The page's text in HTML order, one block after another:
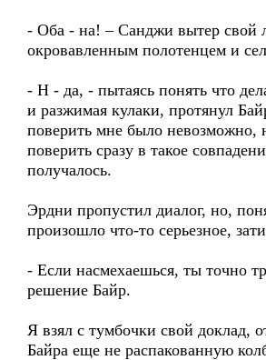
- Оба - на! – Санджи вытер свой
окровавленным полотенцем и
- Н - да, - пытаясь понять что
и разжимая кулаки, протянул
поверить мне было невозможно,
поверить сразу в такое
получалось.
Эрдни пропустил диалог, но,
произошло что-то серьезное,
- Если насмехаешься, ты точно
решение Байр.
Я взял с тумбочки свой доклад,
Байра еще не распакованную